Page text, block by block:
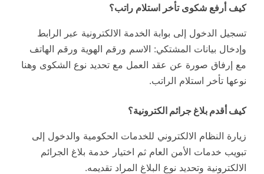
كيف أرفع شكوى تأخر استلام راتب؟
تسجيل الدخول إلى بوابة الخدمة الالكترونية عبر الرابط
وإدخال بيانات المشتكي: الاسم ورقم الهوية ورقم الهاتف
مع إرفاق صورة عن عقد العمل مع تحديد نوع الشكوى وهنا
نوعها تأخر استلام الراتب.
كيف أقدم بلاغ جرائم الكترونية؟
زيارة النظام الالكتروني للخدمات الحكومية والدخول إلى
تبويب خدمات الأمن العام ثم اختيار خدمة بلاغ الجرائم
الالكترونية وتحديد نوع البلاغ المراد تقديمه.